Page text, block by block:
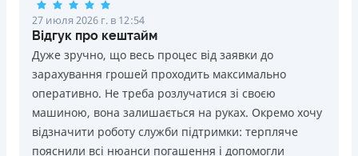
ПОЛУЧИТЬ ЗАЙМ
проблемной кредитной историей.
Переводятся деньги на банковскую карту сразу после
подписания электронного договора о предоставлении
кредита
Дарятся скидки до -99% постоянным клиентам на
будущие кредиты согласно программе лояльности
Программа лояльности для постоянных клиентов
Круглосуточная поддержка в Viber, Telegram,
27 июля 2026 г. в 12:54
Відгук про кештайм
Дуже зручно, що весь процес від заявки до
зарахування грошей проходить максимально
оперативно. Не треба розлучатися зі своєю
машиною, вона залишається на руках. Окремо хочу
відзначити роботу служби підтримки: терпляче
пояснили всі нюанси погашення і допомогли